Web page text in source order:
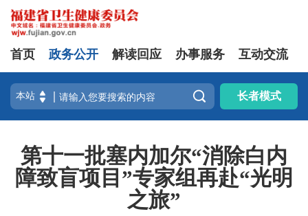
首页 政务公开 解读回应 办事服务 互动交流
 长者模式
第十一批塞内加尔“消除白内
障致盲项目”专家组再赴“光明
之旅”